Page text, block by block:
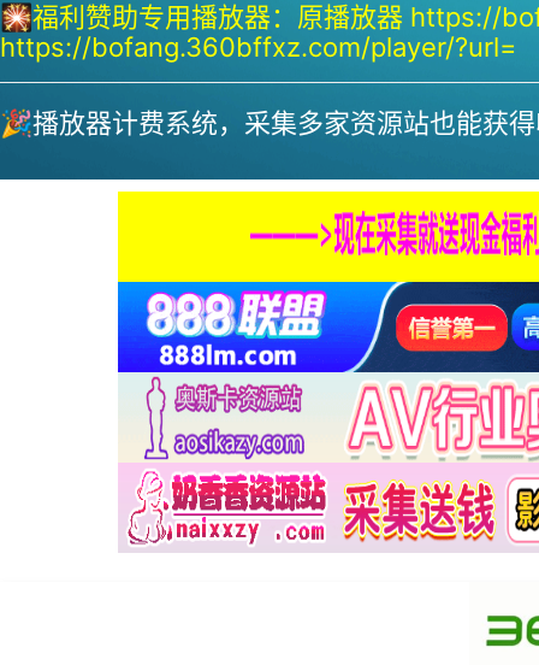
🎇福利赞助专用播放器： 原播放器 https://
https://bofang.360bffxz.com/player/?url=
🎉播放器计费系统，采集多家资源站也能获